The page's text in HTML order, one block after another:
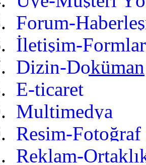
Forum-
İletişim-Formlar
Dizin-Doküman
E-ticaret
Multimedya
Resim-Fotoğraf
Reklam-